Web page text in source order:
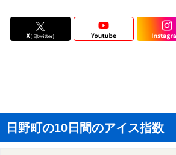
日野町の10日間のアイス指数